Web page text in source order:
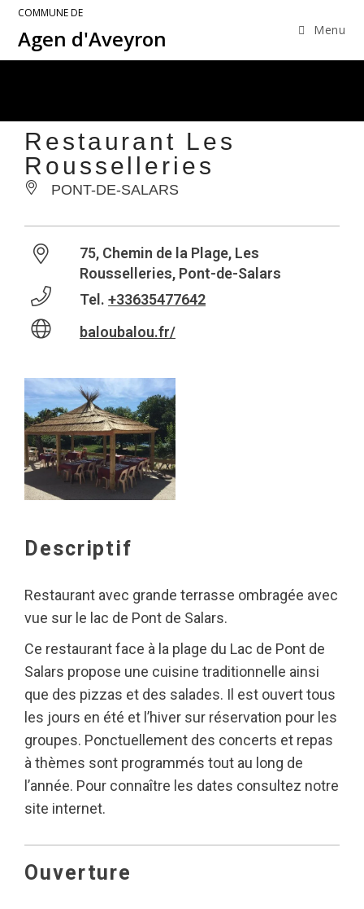
COMMUNE DE
Agen d'Aveyron Menu
Restaurant Les
Rousselleries
PONT-DE-SALARS
75, Chemin de la Plage, Les
Rousselleries, Pont-de-Salars
Tel. +33635477642
baloubalou.fr/
Descriptif
Restaurant avec grande terrasse ombragée avec
vue sur le lac de Pont de Salars.
Ce restaurant face à la plage du Lac de Pont de
Salars propose une cuisine traditionnelle ainsi
que des pizzas et des salades. Il est ouvert tous
les jours en été et l’hiver sur réservation pour les
groupes. Ponctuellement des concerts et repas
à thèmes sont programmés tout au long de
l’année. Pour connaître les dates consultez notre
site internet.
Ouverture